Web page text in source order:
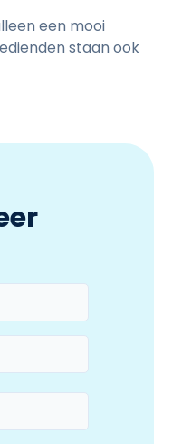
een mooi
staan ook